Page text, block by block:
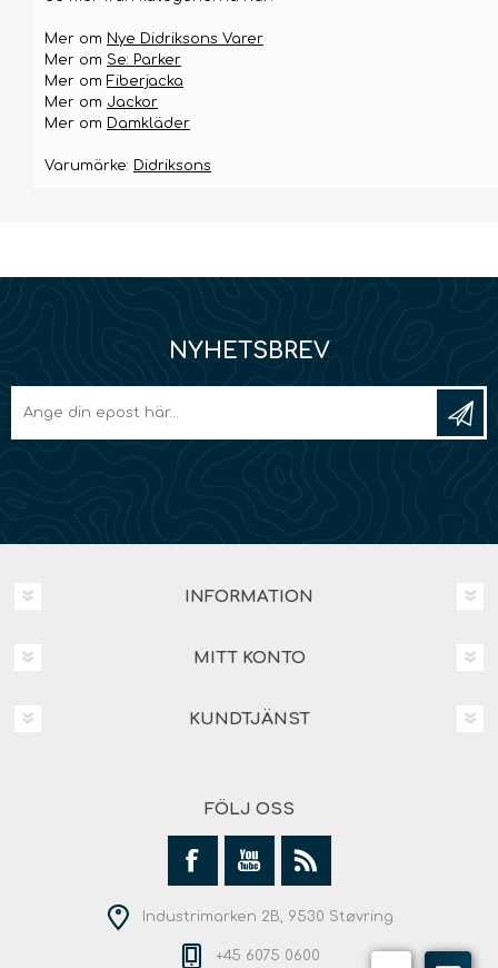
Mer om Nye Didriksons Varer
Mer om Se: Parker
Mer om Fiberjacka
Mer om Jackor
Mer om Damkläder
Varumärke: Didriksons
NYHETSBREV
INFORMATION
MITT KONTO
KUNDTJÄNST
FÖLJ OSS
Industrimarken 2B, 9530 Støvring
+45 6075 0600